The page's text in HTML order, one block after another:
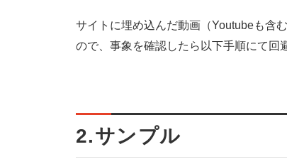
サイトに埋め込んだ動画（Youtubeも含
ので、事象を確認したら以下手順にて回
2.サンプル